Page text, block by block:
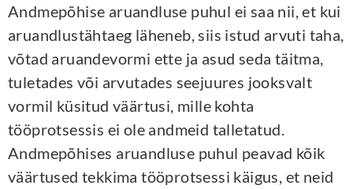
Andmepõhise aruandluse puhul ei saa nii, et kui
aruandlustähtaeg läheneb, siis istud arvuti taha,
võtad aruandevormi ette ja asud seda täitma,
tuletades või arvutades seejuures jooksvalt
vormil küsitud väärtusi, mille kohta
tööprotsessis ei ole andmeid talletatud.
Andmepõhises aruandluse puhul peavad kõik
väärtused tekkima tööprotsessi käigus, et neid